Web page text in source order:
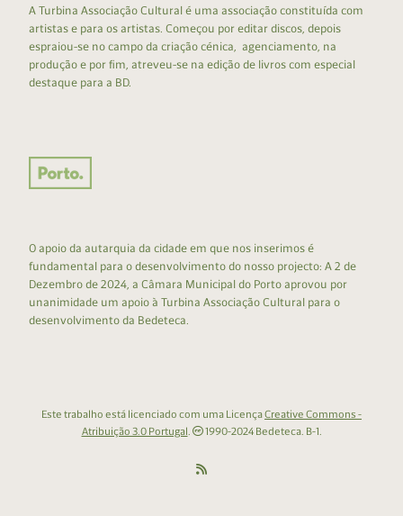
A Turbina Associação Cultural é uma associação constituída com
artistas e para os artistas. Começou por editar discos, depois
espraiou-se no campo da criação cénica, agenciamento, na
produção e por fim, atreveu-se na edição de livros com especial
destaque para a BD.
O apoio da autarquia da cidade em que nos inserimos é
fundamental para o desenvolvimento do nosso projecto: A 2 de
Dezembro de 2024, a Câmara Municipal do Porto aprovou por
unanimidade um apoio à Turbina Associação Cultural para o
desenvolvimento da Bedeteca.
Este trabalho está licenciado com uma LicençaCreative Commons -
Atribuição 3.0 Portugal. 1990-2024 Bedeteca. B-1.